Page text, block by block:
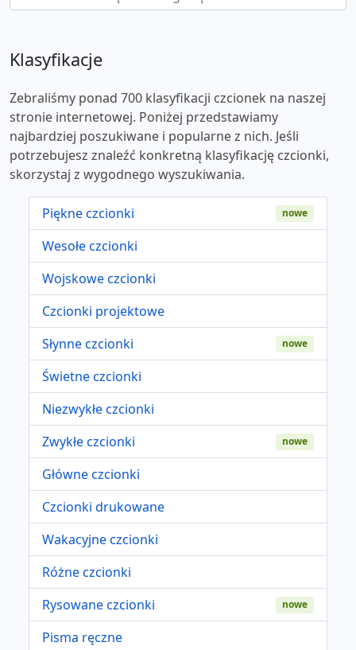
Klasyfikacje
Zebraliśmy ponad 700 klasyfikacji czcionek na naszej
stronie internetowej. Poniżej przedstawiamy
najbardziej poszukiwane i popularne z nich. Jeśli
potrzebujesz znaleźć konkretną klasyfikację czcionki,
skorzystaj z wygodnego wyszukiwania.
Piękne czcionki nowe
Wesołe czcionki
Wojskowe czcionki
Czcionki projektowe
Słynne czcionki
nowe
Świetne czcionki
Niezwykłe czcionki
Zwykłe czcionki
nowe
Główne czcionki
Czcionki drukowane
Wakacyjne czcionki
Różne czcionki
Rysowane czcionki
nowe
Pisma ręczne